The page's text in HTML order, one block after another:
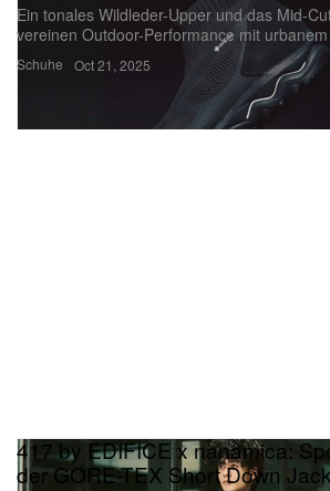
Schuhe
Ein tonales Wildleder-Upper und das Mid-
vereinen Outdoor-Performance mit
Oct 21, 2025
417 by EDIFICE x nanamica:
der GORE-TEX Short Down